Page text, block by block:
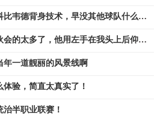
韦德背身技术，早没其他球队什么事
的太多了，他用左手在我头上后仰跳
一道靓丽的风景线啊
验，简直太真实了！
半职业联赛！